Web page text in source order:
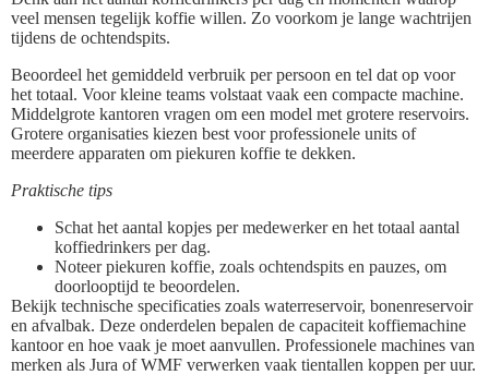
veel mensen tegelijk koffie willen. Zo voorkom je lange wachtrijen
tijdens de ochtendspits.
Beoordeel het gemiddeld verbruik per persoon en tel dat op voor
het totaal. Voor kleine teams volstaat vaak een compacte machine.
Middelgrote kantoren vragen om een model met grotere reservoirs.
Grotere organisaties kiezen best voor professionele units of
meerdere apparaten om piekuren koffie te dekken.
Praktische tips
Schat het aantal kopjes per medewerker en het totaal aantal
koffiedrinkers per dag.
Noteer piekuren koffie, zoals ochtendspits en pauzes, om
doorlooptijd te beoordelen.
Bekijk technische specificaties zoals waterreservoir, bonenreservoir
en afvalbak. Deze onderdelen bepalen de capaciteit koffiemachine
kantoor en hoe vaak je moet aanvullen. Professionele machines van
merken als Jura of WMF verwerken vaak tientallen koppen per uur.